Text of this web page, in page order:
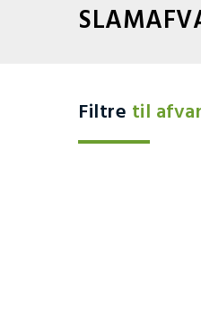
Filtre til